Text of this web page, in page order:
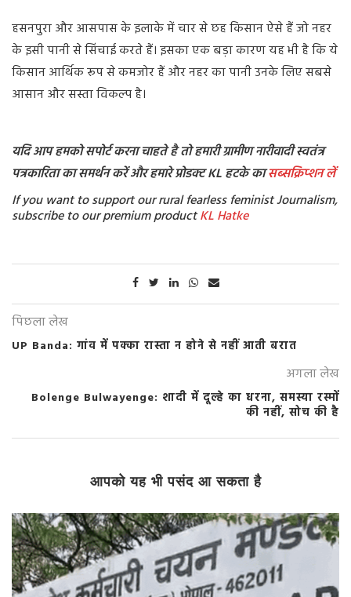
हसनपुरा और आसपास के इलाके में चार से छह किसान ऐसे हैं जो नहर
के इसी पानी से सिंचाई करते हैं। इसका एक बड़ा कारण यह भी है कि ये
किसान आर्थिक रूप से कमजोर हैं और नहर का पानी उनके लिए सबसे
आसान और सस्ता विकल्प है।
यदि आप हमको सपोर्ट करना चाहते है तो हमारी ग्रामीण नारीवादी स्वतंत्र
पत्रकारिता का समर्थन करें और हमारे प्रोडक्ट KL हटके कासब्सक्रिप्शनलें
If you want to support our rural fearless feminist Journalism,
subscribe to our premium productKL Hatke
पिछला लेख
UP Banda: गांव में पक्का रास्ता न होने से नहीं आती बरात
अगला लेख
Bolenge Bulwayenge: शादी में दूल्हे का धरना, समस्या रस्मों
की नहीं, सोच की है
आपको यह भी पसंद आ सकता है